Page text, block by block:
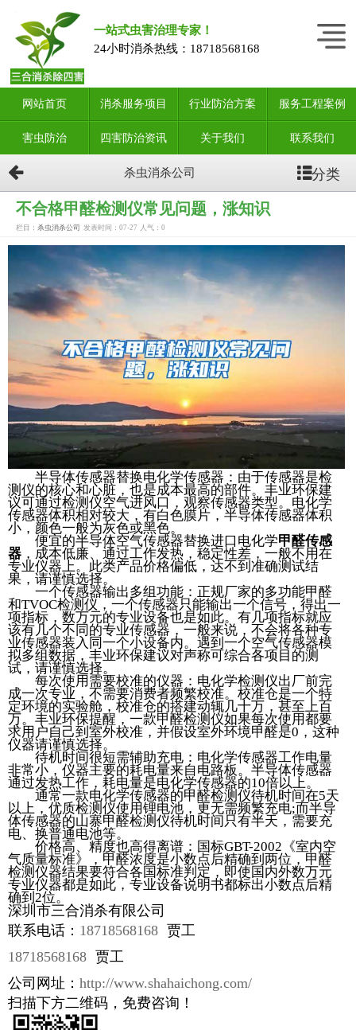
一站式虫害治理专家！
24小时消杀热线： 18718568168
网站首页 消杀服务项目 行业防治方案 服务工程案例
害虫防治 四害防治资讯 关于我们 联系我们
杀虫消杀公司 分类
不合格甲醛检测仪常见问题，涨知识
栏目： 杀虫消杀公司 发表时间：07-27 人气： 0
半导体传感器替换电化学传感器：由于传感器是检
测仪的核心和心脏，也是成本最高的部件。丰业环保建
议可通过检测仪空气进风口，观察传感器类型。电化学
传感器体积相对较大，有白色膜片，半导体传感器体积
小，颜色一般为灰色或黑色。
便宜的半导体空气传感器替换进口电化学甲醛传感
器 ，成本低廉、通过工作发热，稳定性差，一般不用在
专业仪器上。此类产品价格偏低，达不到准确测试结
果，请谨慎选择。
一个传感器输出多组功能：正规厂家的多功能甲醛
和TVOC检测仪，一个传感器只能输出一个信号，得出一
项指标，数万元的专业设备也是如此。有几项指标就应
该有几个不同的专业传感器，一般来说，不会将各种专
业传感器装入同一个小设备内。遇到一个空气传感器模
拟多组数据，丰业环保建议对声称可综合各项目的测
试，请谨慎选择。
每次使用需要校准的仪器：电化学检测仪出厂前完
成一次专业，不需要消费者频繁校准。校准仓是一个特
定环境的实验舱，校准仓的搭建动辄几十万，甚至上百
万。丰业环保提醒，一款甲醛检测仪如果每次使用都要
求用户自己到室外校准，并假设室外环境甲醛是0，这种
仪器请谨慎选择。
待机时间很短需辅助充电：电化学传感器工作电量
非常小，仪器主要的耗电量来自电路板。半导体传感器
通过发热工作，耗电量是电化学传感器的10倍以上。
通常一款电化学传感器的甲醛检测仪待机时间在5天
以上，优质检测仪使用锂电池，更无需频繁充电;而半导
体传感器的山寨甲醛检测仪待机时间只有半天，需要充
电、换普通电池等。
价格高、精度也高得离谱：国标GBT-2002《室内空
气质量标准》，甲醛浓度是小数点后精确到两位，甲醛
检测仪器结果要符合各国标准判定，即使国内外数万元
专业仪器都是如此，专业设备说明书都标出小数点后精
确到2位。
深圳市三合消杀有限公司
联系电话： 18718568168 贾工
18718568168 贾工
公司网址： http://www.shahaichong.com/
扫描下方二维码，免费咨询！